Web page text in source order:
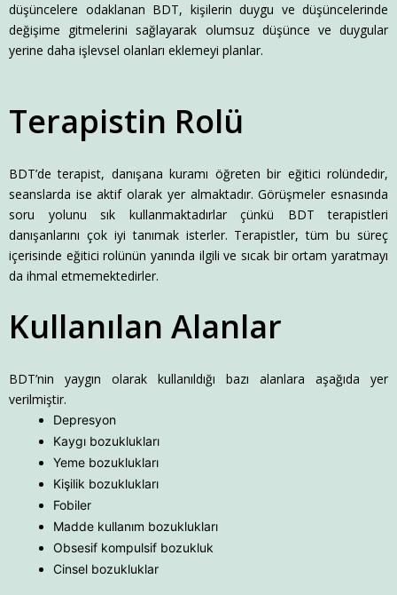
düşüncelere odaklanan BDT, kişilerin duygu ve düşüncelerinde
değişime gitmelerini sağlayarak olumsuz düşünce ve duygular
yerine daha işlevsel olanları eklemeyi planlar.
Terapistin Rolü
BDT’de terapist, danışana kuramı öğreten bir eğitici rolündedir,
seanslarda ise aktif olarak yer almaktadır. Görüşmeler esnasında
soru yolunu sık kullanmaktadırlar çünkü BDT terapistleri
danışanlarını çok iyi tanımak isterler. Terapistler, tüm bu süreç
içerisinde eğitici rolünün yanında ilgili ve sıcak bir ortam yaratmayı
da ihmal etmemektedirler.
Kullanılan Alanlar
BDT’nin yaygın olarak kullanıldığı bazı alanlara aşağıda yer
verilmiştir.
Depresyon
Kaygı bozuklukları
Yeme bozuklukları
Kişilik bozuklukları
Fobiler
Madde kullanım bozuklukları
Obsesif kompulsif bozukluk
Cinsel bozukluklar